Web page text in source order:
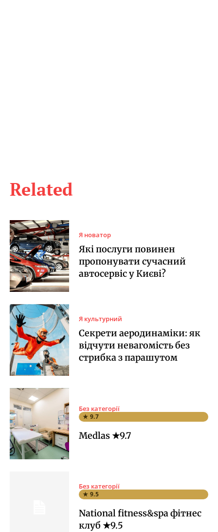
Related
Я новатор
Які послуги повинен
пропонувати сучасний
автосервіс у Києві?
Я культурний
Секрети аеродинаміки: як
відчути невагомість без
стрибка з парашутом
Без категорії
★ 9.7
Medlas ★9.7
Без категорії
★ 9.5
National fitness&spa фітнес
клуб ★9.5